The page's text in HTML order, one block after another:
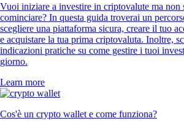
Vuoi iniziare a investire in criptovalute ma non
cominciare? In questa guida troverai un
scegliere una piattaforma sicura, creare il tuo
e acquistare la tua prima criptovaluta. Inoltre,
indicazioni pratiche su come gestire i tuoi
giorno.
Learn more
Cos'è un crypto wallet e come funziona?